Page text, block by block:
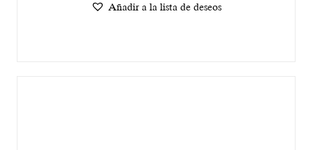
Añadir a la lista de deseos